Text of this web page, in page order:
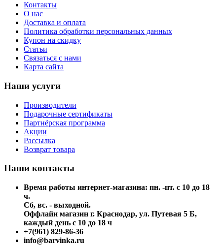
Контакты
О нас
Доставка и оплата
Политика обработки персональных данных
Купон на скидку
Статьи
Связаться с нами
Карта сайта
Наши услуги
Производители
Подарочные сертификаты
Партнёрская программа
Акции
Рассылка
Возврат товара
Наши контакты
Время работы интернет-магазина: пн. -пт. с 10 до 18
ч.
Сб, вс. - выходной.
Оффлайн магазин г. Краснодар, ул. Путевая 5 Б,
каждый день с 10 до 18 ч
+7(961) 829-86-36
info@barvinka.ru